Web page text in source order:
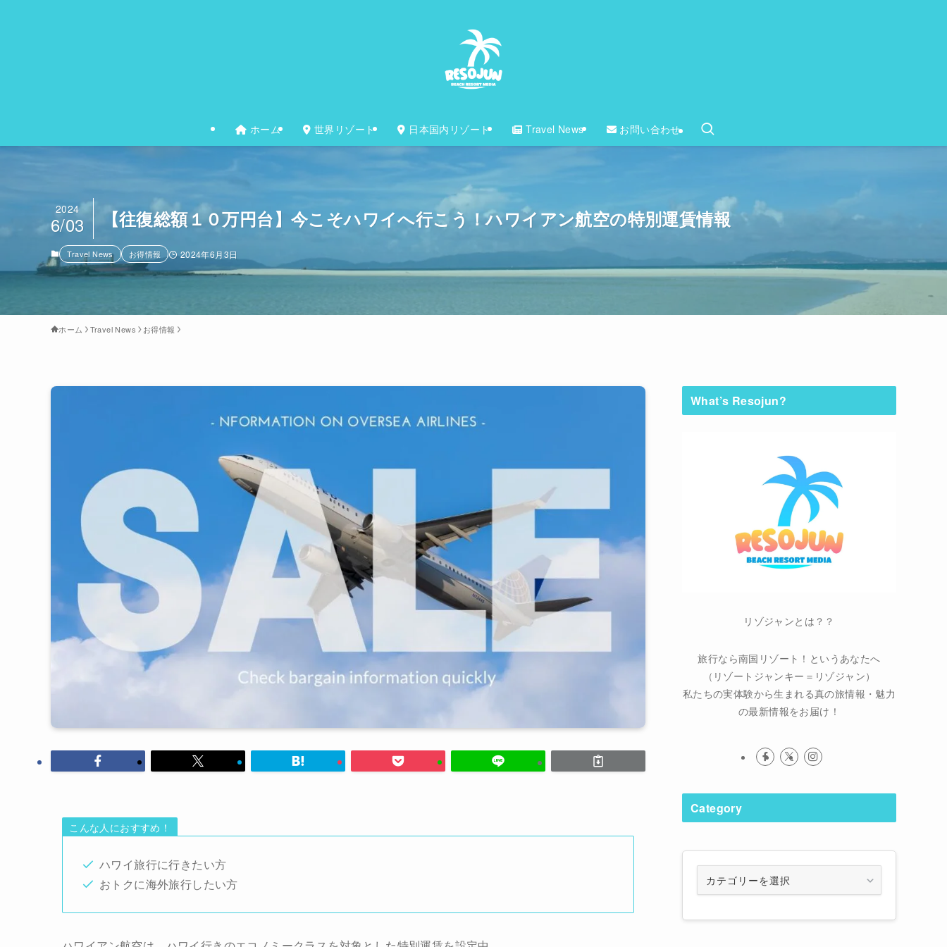
ホーム 世界リゾート 日本国内リゾート Travel News お問い合わせ
【往復総額１０万円台】今こそハワイへ行こう！ハワイアン航空の特別運賃情報
2024
6/03
Travel News お得情報 2024年6月3日
ホーム Travel News お得情報
こんな人におすすめ！
ハワイ旅行に行きたい方
おトクに海外旅行したい方
What’s Resojun?
リゾジャンとは？？
旅行なら南国リゾート！というあなたへ
（リゾートジャンキー＝リゾジャン）
私たちの実体験から生まれる真の旅情報・魅力
の最新情報をお届け！
Category
Category